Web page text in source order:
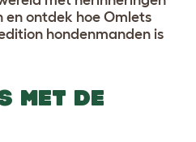
en ontdek hoe Omlets
hondenmanden is
MET DE